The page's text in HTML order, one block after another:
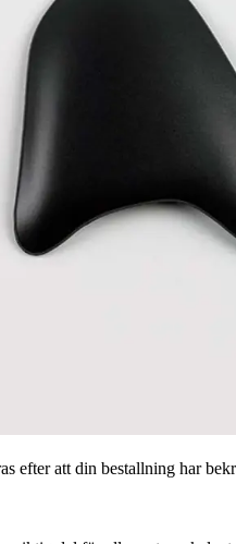
efter att din bestallning har